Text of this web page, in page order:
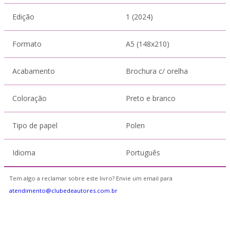
Edição 1 (2024)
Formato A5 (148x210)
Acabamento Brochura c/ orelha
Coloração Preto e branco
Tipo de papel Polen
Idioma Português
Tem algo a reclamar sobre este livro? Envie um email para
atendimento@clubedeautores.com.br